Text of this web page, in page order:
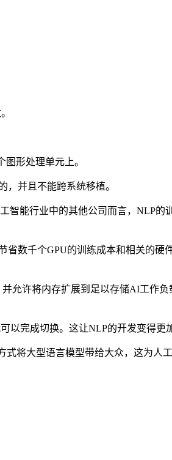
形处理单元上。
并且不能跨系统移植。
能行业中的其他公司而言，NLP的
数千个GPU的训练成本和相关的硬
允许将内存扩展到足以存储AI工作负
完成切换。这让NLP的开发变得更
式将大型语言模型带给大众，这为人